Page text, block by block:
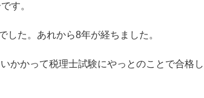
す。
した。あれから8年が経ちました。
かかって税理士試験にやっとのことで合格